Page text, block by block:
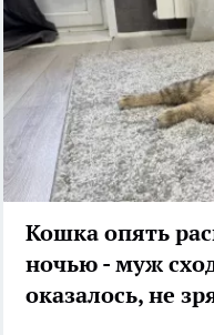
Кошка опять
ночью - муж
оказалось, не